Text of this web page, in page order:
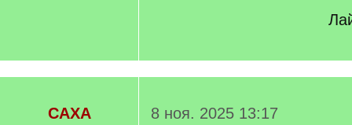
САХА 8 ноя. 2025 13:17